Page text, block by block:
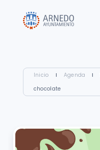
Inicio I Agenda I
chocolate